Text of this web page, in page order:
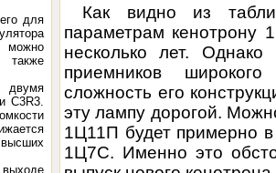
для
C3R3.
Как видно из
параметрам кенотрону
несколько лет.
приемников
сложность его
эту лампу дорогой.
1Ц11П будет примерно
1Ц7С. Именно это